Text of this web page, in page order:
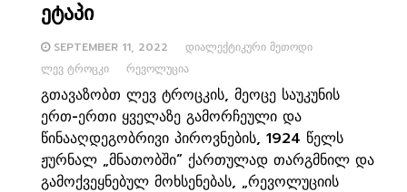
ეტაპი
SEPTEMBER 11, 2022
ᲓᲘᲐᲚᲔᲥᲢᲘᲙᲣᲠᲘ ᲛᲔᲗᲝᲓᲘ
ᲚᲔᲕ ᲢᲠᲝᲪᲙᲘ
ᲠᲔᲕᲝᲚᲣᲪᲘᲐ
გთავაზობთ ლევ ტროცკის, მეოცე საუკუნის
ერთ-ერთი ყველაზე გამორჩეული და
წინააღდეგობრივი პიროვნების, 1924 წელს
ჟურნალ „მნათობში“ ქართულად თარგმნილ და
გამოქვეყნებულ მოხსენებას, „რევოლუციის